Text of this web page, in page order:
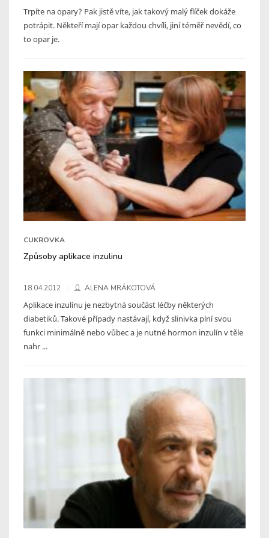
Trpíte na opary? Pak jistě víte, jak takový malý flíček dokáže
potrápit. Někteří mají opar každou chvíli, jiní téměř nevědí, co
to opar je.
CUKROVKA
Způsoby aplikace inzulinu
18.04.2012 ALENA MRÁKOTOVÁ
Aplikace inzulínu je nezbytná součást léčby některých
diabetiků. Takové případy nastávají, když slinivka plní svou
funkci minimálně nebo vůbec a je nutné hormon inzulín v těle
nahr ...